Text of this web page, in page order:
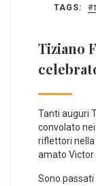
TAGS:
Tiziano
Tanti auguri
convolato
riflettori nella
amato Victor
Sono passati